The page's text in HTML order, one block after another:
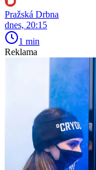
Pražská Drbna
dnes, 20:15
1 min
Reklama